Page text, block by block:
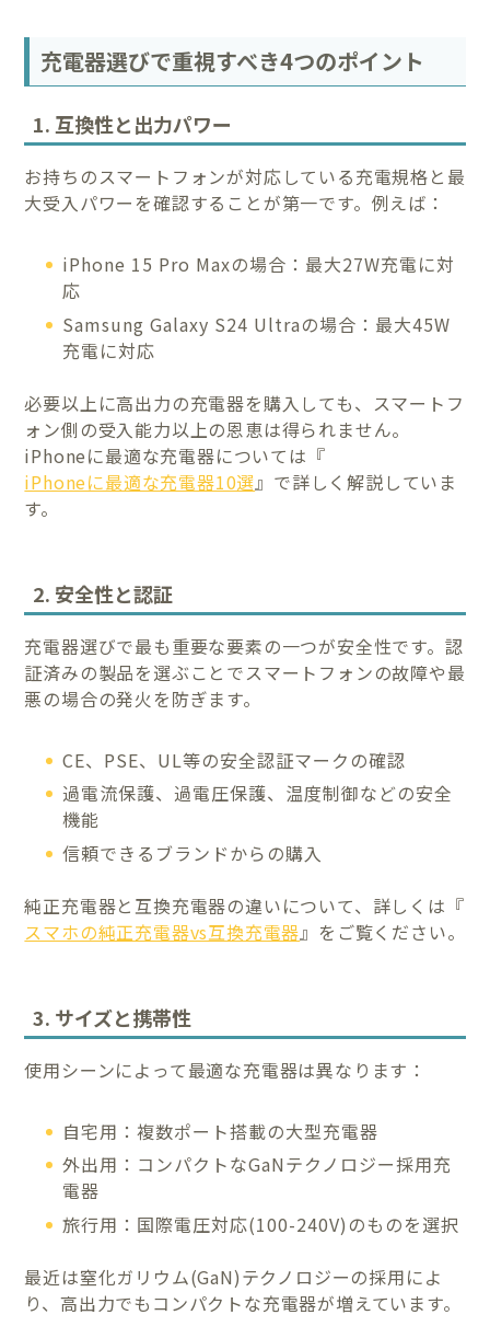
充電器選びで重視すべき4つのポイント
1. 互換性と出力パワー
お持ちのスマートフォンが対応している充電規格と最
大受入パワーを確認することが第一です。例えば：
iPhone 15 Pro Maxの場合：最大27W充電に対
応
Samsung Galaxy S24 Ultraの場合：最大45W
充電に対応
必要以上に高出力の充電器を購入しても、スマートフ
ォン側の受入能力以上の恩恵は得られません。
iPhoneに最適な充電器については『
iPhoneに最適な充電器10選』で詳しく解説していま
す。
2. 安全性と認証
充電器選びで最も重要な要素の一つが安全性です。認
証済みの製品を選ぶことでスマートフォンの故障や最
悪の場合の発火を防ぎます。
CE、PSE、UL等の安全認証マークの確認
過電流保護、過電圧保護、温度制御などの安全
機能
信頼できるブランドからの購入
純正充電器と互換充電器の違いについて、詳しくは『
スマホの純正充電器vs互換充電器』をご覧ください。
3. サイズと携帯性
使用シーンによって最適な充電器は異なります：
自宅用：複数ポート搭載の大型充電器
外出用：コンパクトなGaNテクノロジー採用充
電器
旅行用：国際電圧対応(100-240V)のものを選択
最近は窒化ガリウム(GaN)テクノロジーの採用によ
り、高出力でもコンパクトな充電器が増えています。